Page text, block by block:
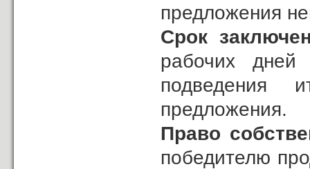
предложения
Срок
рабочих
подведения
предложения.
Право
победителю